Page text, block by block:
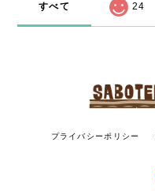
すべて 24
プライバシーポリシー